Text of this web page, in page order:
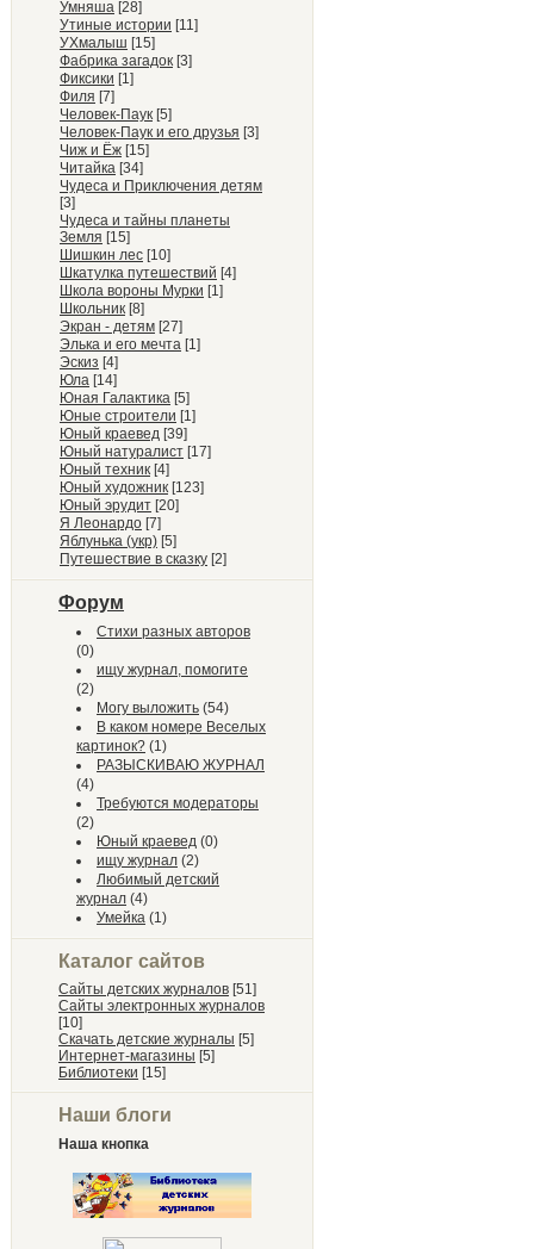
Умняша [28]
Утиные истории [11]
УХмалыш [15]
Фабрика загадок [3]
Фиксики [1]
Филя [7]
Человек-Паук [5]
Человек-Паук и его друзья [3]
Чиж и Ёж [15]
Читайка [34]
Чудеса и Приключения детям
[3]
Чудеса и тайны планеты
Земля [15]
Шишкин лес [10]
Шкатулка путешествий [4]
Школа вороны Мурки [1]
Школьник [8]
Экран - детям [27]
Элька и его мечта [1]
Эскиз [4]
Юла [14]
Юная Галактика [5]
Юные строители [1]
Юный краевед [39]
Юный натуралист [17]
Юный техник [4]
Юный художник [123]
Юный эрудит [20]
Я Леонардо [7]
Яблунька (укр) [5]
Путешествие в сказку [2]
Форум
Стихи разных авторов
(0)
ищу журнал, помогите
(2)
Могу выложить (54)
В каком номере Веселых
картинок? (1)
РАЗЫСКИВАЮ ЖУРНАЛ
(4)
Требуются модераторы
(2)
Юный краевед (0)
ищу журнал (2)
Любимый детский
журнал (4)
Умейка (1)
Каталог сайтов
Сайты детских журналов [51]
Сайты электронных журналов
[10]
Скачать детские журналы [5]
Интернет-магазины [5]
Библиотеки [15]
Наши блоги
Наша кнопка